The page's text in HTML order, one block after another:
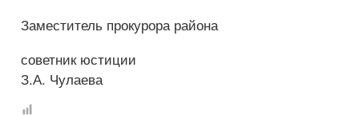
Заместитель прокурора района
советник
З.А. Чулаева